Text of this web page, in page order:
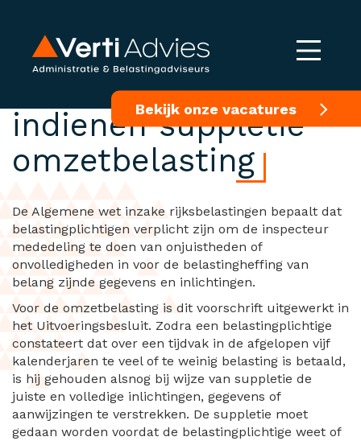
Bekijk onze vacatures
Termijn voor
indienen suppletie
omzetbelasting
De Algemene wet inzake rijksbelastingen bepaalt dat
belastingplichtigen verplicht zijn om de inspecteur
mededeling te doen van onjuistheden of
onvolledigheden in voor de belastingheffing van
belang zijnde gegevens en inlichtingen.
Voor de omzetbelasting is dit voorschrift uitgewerkt in
het Uitvoeringsbesluit. Zodra een belastingplichtige
constateert dat over een tijdvak in de afgelopen vijf
kalenderjaren te veel of te weinig belasting is betaald,
is hij gehouden alsnog bij wijze van suppletie de
juiste en volledige inlichtingen, gegevens of
aanwijzingen te verstrekken. De suppletie moet
gedaan worden voordat de belastingplichtige weet of